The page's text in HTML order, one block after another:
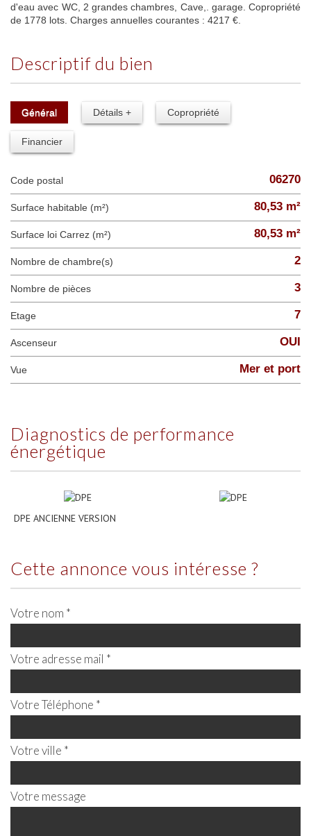
d'eau avec WC, 2 grandes chambres, Cave,. garage. Copropriété
de 1778 lots. Charges annuelles courantes : 4217 €.
descriptif du bien
Général Détails + Copropriété
Financier
Code postal 06270
Surface habitable (m²) 80,53 m²
Surface loi Carrez (m²) 80,53 m²
Nombre de chambre(s) 2
Nombre de pièces 3
Etage 7
Ascenseur OUI
Vue Mer et port
diagnostics de performance
énergétique
DPE ANCIENNE VERSION
cette annonce vous intéresse ?
Votre nom *
Votre adresse mail *
Votre Téléphone *
Votre ville *
Votre message